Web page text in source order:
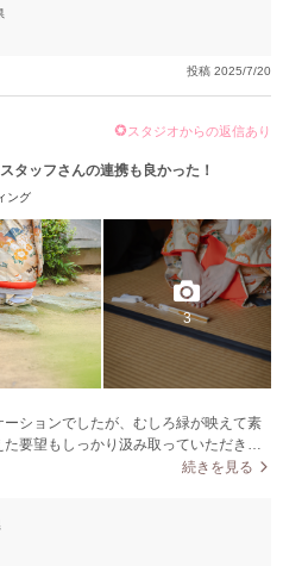
がたくさんあり良かったです。
投稿 2025/7/20
スタジオからの返信あり
タッフさんの連携も良かった！
ング
3
ションでしたが、むしろ緑が映えて素
要望もしっかり汲み取っていただき、
続きを見る